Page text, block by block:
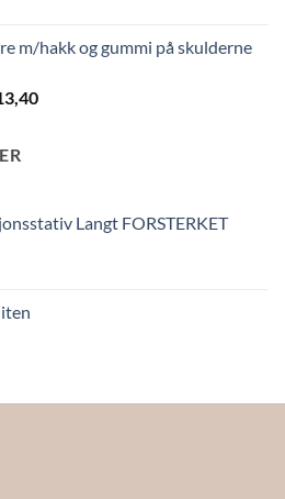
m/hakk og gummi på skulderne
Prisområde:
Langt FORSTERKET